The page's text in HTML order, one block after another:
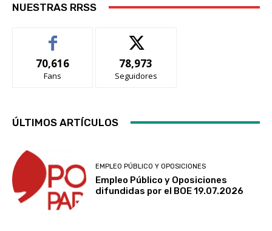
NUESTRAS RRSS
70,616
Fans
78,973
Seguidores
ÚLTIMOS ARTÍCULOS
EMPLEO PÚBLICO Y OPOSICIONES
Empleo Público y Oposiciones
difundidas por el BOE 19.07.2026